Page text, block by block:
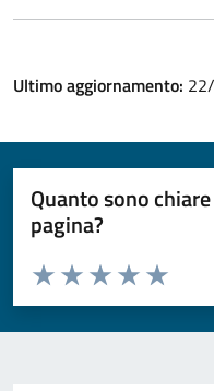
Ultimo aggiornamento:
Quanto sono
pagina?
Valuta da 1 a 5 stelle la pagina
Valuta 5
Valuta 4
Valuta 3 stelle
Valuta 2 stelle su 5
Valuta 1 stelle su 5